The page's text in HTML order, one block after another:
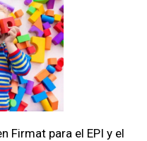
Firmat para el EPI y el